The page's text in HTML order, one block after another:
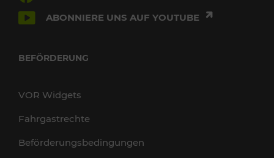
ABONNIERE UNS AUF YOUTUBE
BEFÖRDERUNG
VOR Widgets
Fahrgastrechte
Beförderungsbedingungen